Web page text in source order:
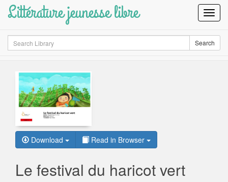
Littérature jeunesse libre
Search Search
Download Read in Browser
Le festival du haricot vert